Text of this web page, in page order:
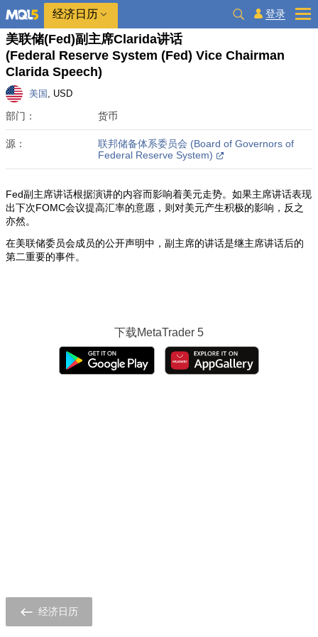
经济日历 登录
美联储(Fed)副主席Clarida讲话
(Federal Reserve System (Fed) Vice Chairman
Clarida Speech)
美国 , USD
部门： 货币
源：
联邦储备体系委员会 (Board of Governors of
Federal Reserve System)
Fed副主席讲话根据演讲的内容而影响着美元走势。如果主席讲话表现
出下次FOMC会议提高汇率的意愿，则对美元产生积极的影响，反之
亦然。
在美联储委员会成员的公开声明中，副主席的讲话是继主席讲话后的
第二重要的事件。
经济日历
下载MetaTrader 5